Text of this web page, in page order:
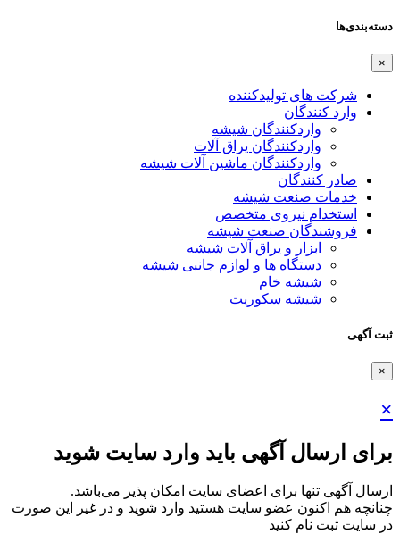
دسته‌بندی‌ها
×
شرکت های تولیدکننده
وارد کنندگان
واردکنندگان شیشه
واردکنندگان یراق آلات
واردکنندگان ماشین آلات شیشه
صادر کنندگان
خدمات صنعت شیشه
استخدام نیروی متخصص
فروشندگان صنعت شیشه
ابزار و یراق آلات شیشه
دستگاه ها و لوازم جانبی شیشه
شیشه خام
شیشه سکوریت
ثبت آگهی
×
×
برای ارسال آگهی باید وارد سایت شوید
ارسال آگهی تنها برای اعضای سایت امکان پذیر می‌باشد.
چنانچه هم‌ اکنون عضو سایت هستید وارد شوید و در غیر این صورت
در سایت ثبت نام کنید